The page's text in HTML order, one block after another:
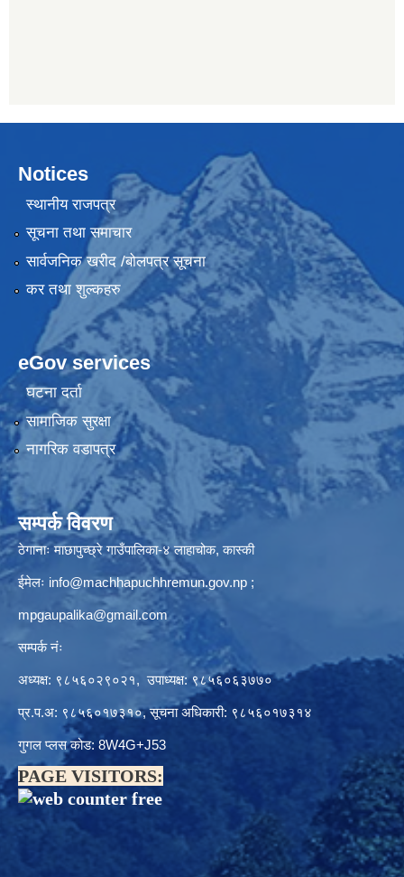
Notices
स्थानीय राजपत्र
सूचना तथा समाचार
सार्वजनिक खरीद /बोलपत्र सूचना
कर तथा शुल्कहरु
eGov services
घटना दर्ता
सामाजिक सुरक्षा
नागरिक वडापत्र
सम्पर्क विवरण
ठेगानाः माछापुच्छ्रे गाउँपालिका-४ लाहाचोक, कास्की
ईमेलः info@machhapuchhremun.gov.np ;
mpgaupalika@gmail.com
सम्पर्क नंः
अध्यक्ष: ९८५६०२९०२१, उपाध्यक्ष: ९८५६०६३७७०
प्र.प.अ: ९८५६०१७३१०, सूचना अधिकारी: ९८५६०१७३१४
गुगल प्लस कोड: 8W4G+J53
PAGE VISITORS: